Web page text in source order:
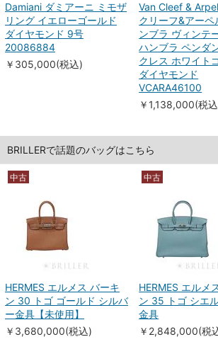
Damiani ダミアーニ ミモザ
リング イエローゴールド
ダイヤモンド 9号
20086884
￥305,000(税込)
Van Cleef &
クリーフ&アーペ
ンブラ ヴィンテ
ハンブラ ペンダ
クレス ホワイト
ダイヤモンド
VCARA46100
￥1,138,000(税
BRILLERで話題のバッグはこちら
中古
HERMES エルメス バーキ
ン 30 トゴ ゴールド シルバ
ー金具【未使用】
￥3,680,000(税込)
中古
HERMES エルメ
ン 35 トゴ シエ
金具
￥2,848,000(税